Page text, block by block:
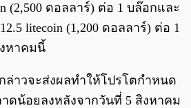
(2,500 ดอลลาร์) ต่อ 1 บล๊อกและ
litecoin (1,200 ดอลลาร์) ต่อ 1
หาคมนี้
ล่าวจะส่งผลทำให้โปรโตกำหนด
าดน้อยลงหลังจากวันที่ 5 สิงหาคม